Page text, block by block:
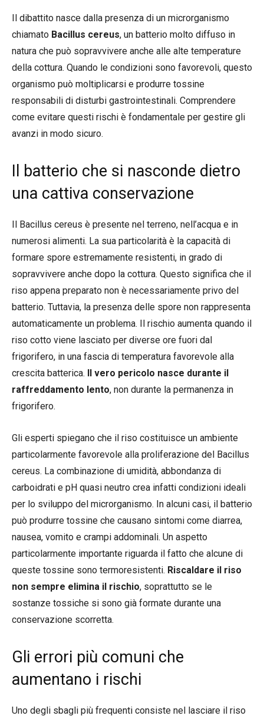
Il dibattito nasce dalla presenza di un microrganismo
chiamato Bacillus cereus, un batterio molto diffuso in
natura che può sopravvivere anche alle alte temperature
della cottura. Quando le condizioni sono favorevoli, questo
organismo può moltiplicarsi e produrre tossine
responsabili di disturbi gastrointestinali. Comprendere
come evitare questi rischi è fondamentale per gestire gli
avanzi in modo sicuro.
Il batterio che si nasconde dietro
una cattiva conservazione
Il Bacillus cereus è presente nel terreno, nell’acqua e in
numerosi alimenti. La sua particolarità è la capacità di
formare spore estremamente resistenti, in grado di
sopravvivere anche dopo la cottura. Questo significa che il
riso appena preparato non è necessariamente privo del
batterio. Tuttavia, la presenza delle spore non rappresenta
automaticamente un problema. Il rischio aumenta quando il
riso cotto viene lasciato per diverse ore fuori dal
frigorifero, in una fascia di temperatura favorevole alla
crescita batterica. Il vero pericolo nasce durante il
raffreddamento lento, non durante la permanenza in
frigorifero.
Gli esperti spiegano che il riso costituisce un ambiente
particolarmente favorevole alla proliferazione del Bacillus
cereus. La combinazione di umidità, abbondanza di
carboidrati e pH quasi neutro crea infatti condizioni ideali
per lo sviluppo del microrganismo. In alcuni casi, il batterio
può produrre tossine che causano sintomi come diarrea,
nausea, vomito e crampi addominali. Un aspetto
particolarmente importante riguarda il fatto che alcune di
queste tossine sono termoresistenti. Riscaldare il riso
non sempre elimina il rischio, soprattutto se le
sostanze tossiche si sono già formate durante una
conservazione scorretta.
Gli errori più comuni che
aumentano i rischi
Uno degli sbagli più frequenti consiste nel lasciare il riso